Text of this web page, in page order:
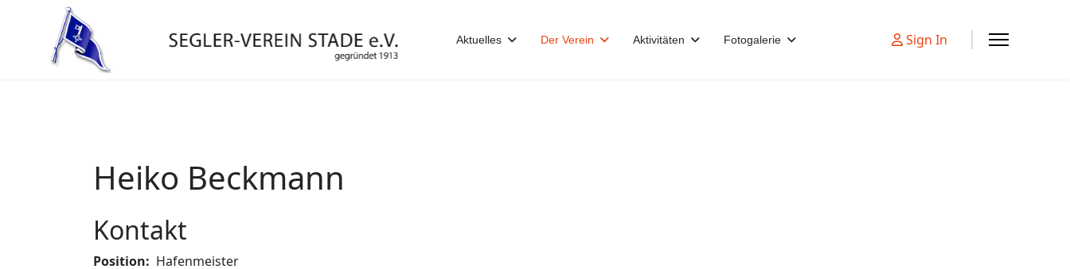
Aktuelles Der Verein Aktivitäten Fotogalerie Sign In
Heiko Beckmann
Kontakt
Position: Hafenmeister